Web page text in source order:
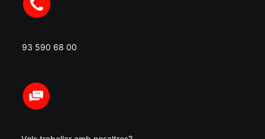
93 590 68 00